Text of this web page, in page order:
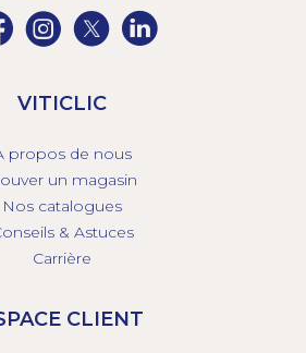
VITICLIC
propos de nous
un magasin
Nos catalogues
& Astuces
Carrière
CLIENT